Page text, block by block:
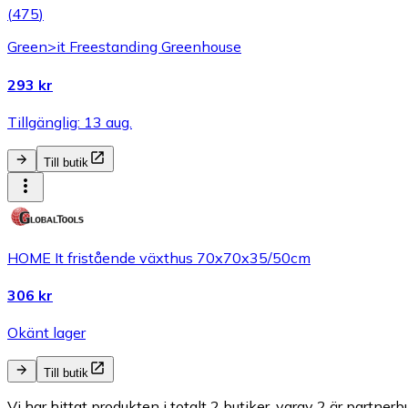
(475)
Green>it Freestanding Greenhouse
293 kr
Tillgänglig: 13 aug.
Till butik
HOME It fristående växthus 70x70x35/50cm
306 kr
Okänt lager
Till butik